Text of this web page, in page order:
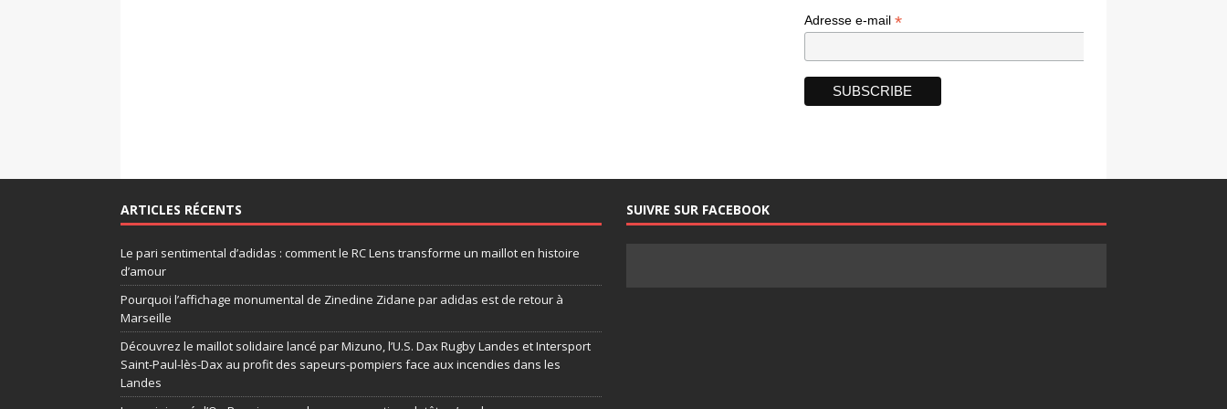
Adresse e-mail *
ARTICLES RÉCENTS
Le pari sentimental d’adidas : comment le RC Lens transforme un maillot en histoire
d’amour
Pourquoi l’affichage monumental de Zinedine Zidane par adidas est de retour à
Marseille
Découvrez le maillot solidaire lancé par Mizuno, l’U.S. Dax Rugby Landes et Intersport
Saint-Paul-lès-Dax au profit des sapeurs-pompiers face aux incendies dans les
Landes
SUIVRE SUR FACEBOOK